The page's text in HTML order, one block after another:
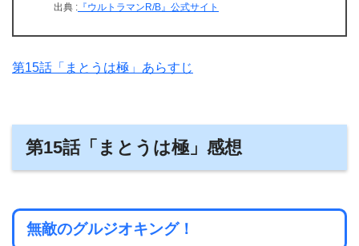
出典 : 『ウルトラマンR/B』公式サイト
第15話「まとうは極」あらすじ
第15話「まとうは極」感想
無敵のグルジオキング！